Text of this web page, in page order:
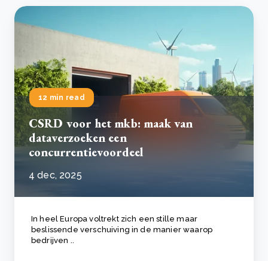
12 min read
CSRD voor het mkb: maak van
dataverzoeken een
concurrentievoordeel
4 dec, 2025
In heel Europa voltrekt zich een stille maar
beslissende verschuiving in de manier waarop
bedrijven ..